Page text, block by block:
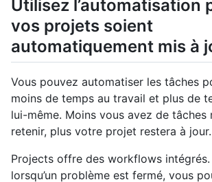
Utilisez l’automatisation
vos projets soient
automatiquement mis à
Vous pouvez automatiser les tâches
moins de temps au travail et plus de
lui-même. Moins vous avez de tâches
retenir, plus votre projet restera à jour.
Projects offre des workflows intégrés.
lorsqu’un problème est fermé, vous